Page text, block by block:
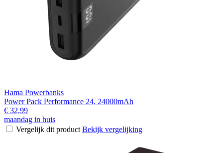
Hama Powerbanks
Power Pack Performance 24, 24000mAh
€ 32,99
maandag in huis
Vergelijk dit product Bekijk vergelijking